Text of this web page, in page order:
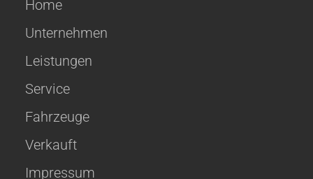
Home
Unternehmen
Leistungen
Service
Fahrzeuge
Verkauft
Impressum